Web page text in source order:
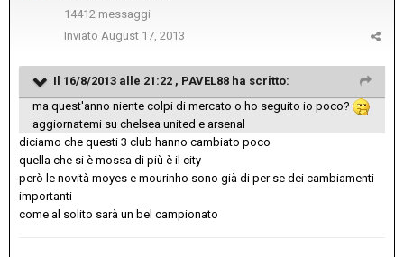
14412 messaggi
Inviato August 17, 2013
Il 16/8/2013 alle 21:22 , PAVEL88 ha scritto:
ma quest'anno niente colpi di mercato o ho seguito io poco?
aggiornatemi su chelsea united e arsenal
diciamo che questi 3 club hanno cambiato poco
quella che si è mossa di più è il city
però le novità moyes e mourinho sono già di per se dei cambiamenti
importanti
come al solito sarà un bel campionato